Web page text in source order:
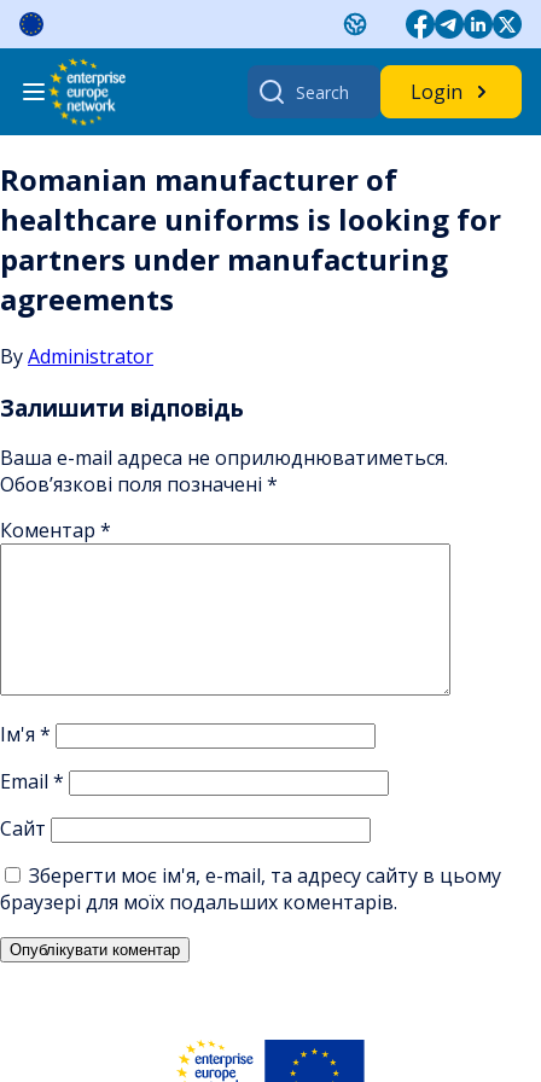
Skip
content
Search
for:
Login
Romanian manufacturer of
healthcare uniforms is looking for
partners under manufacturing
agreements
ByAdministrator
Залишити відповідь
Ваша e-mail адреса не оприлюднюватиметься.
Обов’язкові поля позначені *
Коментар *
Ім'я *
Email *
Сайт
Зберегти моє ім'я, e-mail, та адресу сайту в цьому
браузері для моїх подальших коментарів.